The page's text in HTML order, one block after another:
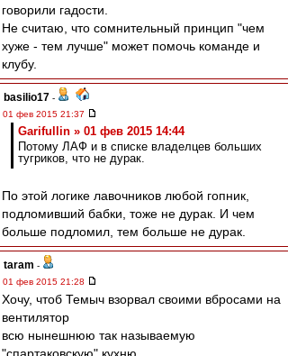
говорили гадости.
Не считаю, что сомнительный принцип "чем
хуже - тем лучше" может помочь команде и
клубу.
basilio17 -
01 фев 2015 21:37
Garifullin » 01 фев 2015 14:44
Потому ЛАФ и в списке владелцев больших
тугриков, что не дурак.
По этой логике лавочников любой гопник,
подломивший бабки, тоже не дурак. И чем
больше подломил, тем больше не дурак.
taram -
01 фев 2015 21:28
Хочу, чтоб Темыч взорвал своими вбросами на
вентилятор
всю нынешнюю так называемую